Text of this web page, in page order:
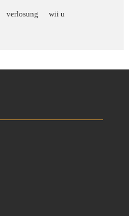
verlosung wii u